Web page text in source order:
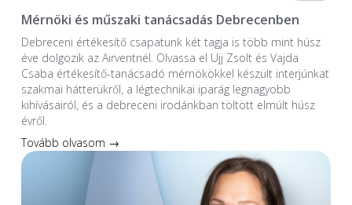
Mérnöki és műszaki tanácsadás Debrecenben
Debreceni értékesítő csapatunk két tagja is több mint húsz
éve dolgozik az Airventnél. Olvassa el Ujj Zsolt és Vajda
Csaba értékesítő-tanácsadó mérnökökkel készült interjúnkat
szakmai hátterükről, a légtechnikai iparág legnagyobb
kihívásairól, és a debreceni irodánkban töltött elmúlt húsz
évről.
Tovább olvasom →